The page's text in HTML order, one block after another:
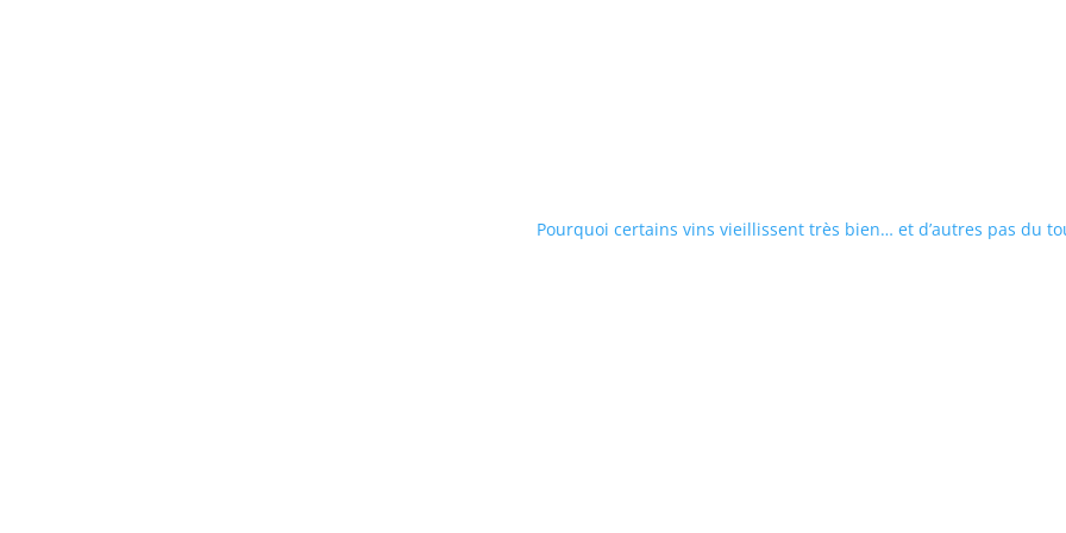
Pourquoi certains vins vieillissent très bien… et d’autres pas du